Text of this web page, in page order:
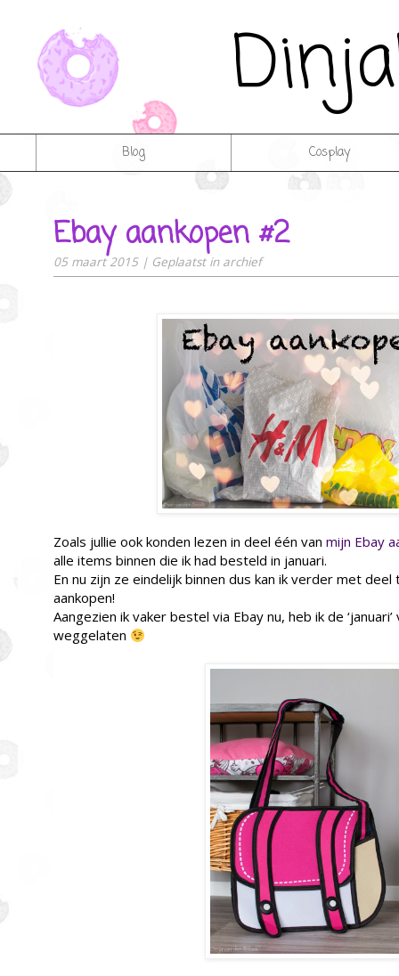
Blog Cosplay
Ebay aankopen #2
05 maart 2015 | Geplaatst in archief
Zoals jullie ook konden lezen in deel één van mijn Ebay
alle items binnen die ik had besteld in januari.
En nu zijn ze eindelijk binnen dus kan ik verder met deel
aankopen!
Aangezien ik vaker bestel via Ebay nu, heb ik de
weggelaten